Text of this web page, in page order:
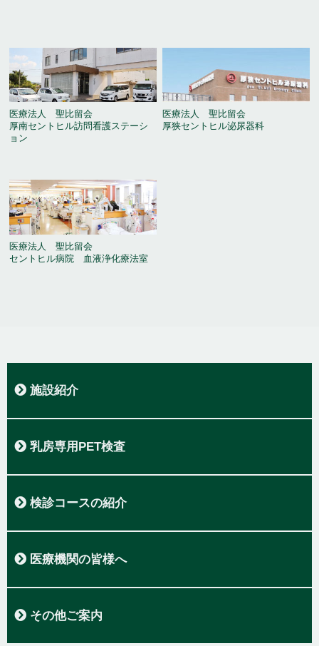
医療法人 聖比留会
厚南セントヒル訪問看護ステーシ
ョン
医療法人 聖比留会
厚狭セントヒル泌尿器科
医療法人 聖比留会
セントヒル病院 血液浄化療法室
施設紹介
乳房専用PET検査
検診コースの紹介
医療機関の皆様へ
その他ご案内